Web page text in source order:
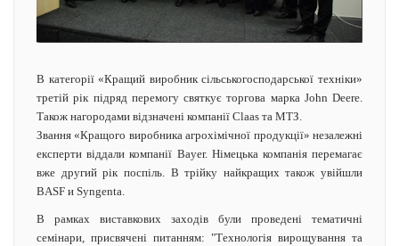
В категорії «Кращий виробник сільськогосподарської техніки»
третій рік підряд перемогу святкує торгова марка John Deere.
Також нагородами відзначені компанії Сlaas та МТЗ.
Звання «Кращого виробника агрохімічної продукції» незалежні
експерти віддали компанії Bayer. Німецька компанія перемагає
вже другий рік поспіль. В трійку найкращих також увійшли
BASF и Syngenta.
В рамках виставкових заходів були проведені тематичні
семінари, присвячені питанням: "Технологія вирощування та